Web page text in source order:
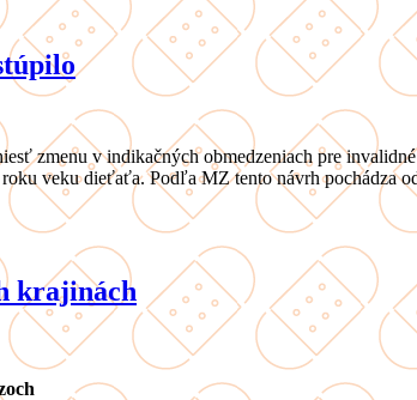
zmenu v indikačných obmedzeniach pre
veku dieťaťa. Podľa MZ tento návrh pochádza
krajinách